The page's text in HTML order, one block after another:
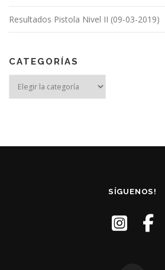
Resultados Pistola Nivel II (09-03-2019)
CATEGORÍAS
SÍGUENOS!